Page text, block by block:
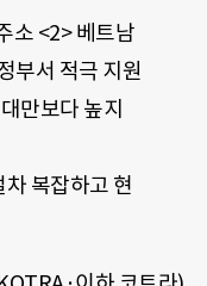
소 <2> 베트남
부서 적극 지원
만보다 높지
복잡하고 현